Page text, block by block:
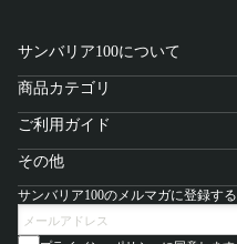
サンバリア100について
商品カテゴリ
ご利用ガイド
その他
サンバリア100のメルマガに登録する